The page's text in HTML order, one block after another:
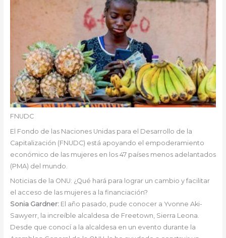
FNUDC
El Fondo de las Naciones Unidas para el Desarrollo de la
Capitalización (FNUDC) está apoyando el empoderamiento
económico de las mujeres en los 47 países menos adelantados
(PMA) del mundo.
Noticias de la ONU: ¿Qué hará para lograr un cambio y facilitar
el acceso de las mujeres a la financiación?
Sonia Gardner:El año pasado, pude conocer a Yvonne Aki-
Sawyerr, la increíble alcaldesa de Freetown, Sierra Leona.
Desde que conocí a la alcaldesa en un evento durante la